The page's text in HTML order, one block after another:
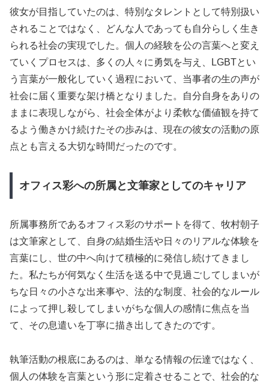
彼女が目指していたのは、特別なタレントとして特別扱い
されることではなく、どんな人であっても自分らしく生き
られる社会の実現でした。個人の経験を公の言葉へと変え
ていくプロセスは、多くの人々に勇気を与え、LGBTとい
う言葉が一般化していく過程において、当事者の生の声が
社会に届く重要な架け橋となりました。自分自身をありの
ままに表現しながら、社会全体がより柔軟な価値観を持て
るよう働きかけ続けたその歩みは、現在の彼女の活動の原
点とも言える大切な時間だったのです。
オフィス彩への所属と文筆家としてのキャリア
所属事務所であるオフィス彩のサポートを得て、牧村朝子
は文筆家として、自身の結婚生活や日々のリアルな体験を
言葉にし、世の中へ向けて積極的に発信し続けてきまし
た。私たちが何気なく生活を送る中で見過ごしてしまいが
ちな日々の小さな出来事や、法的な制度、社会的なルール
によって押し殺してしまいがちな個人の感情に焦点を当
て、その息遣いを丁寧に描き出してきたのです。
執筆活動の根底にあるのは、単なる情報の伝達ではなく、
個人の体験を言葉という形に定着させることで、社会的な